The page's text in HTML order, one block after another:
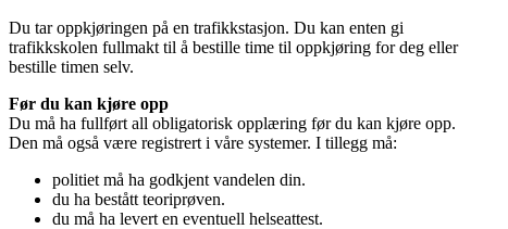
Du tar oppkjøringen på en trafikkstasjon. Du kan enten gi
trafikkskolen fullmakt til å bestille time til oppkjøring for deg eller
bestille timen selv.
Før du kan kjøre opp
Du må ha fullført all obligatorisk opplæring før du kan kjøre opp.
Den må også være registrert i våre systemer. I tillegg må:
politiet må ha godkjent vandelen din.
du ha bestått teoriprøven.
du må ha levert en eventuell helseattest.